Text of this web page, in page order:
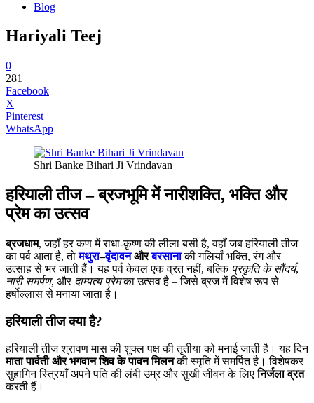
Blog
Hariyali Teej
0
281
Facebook
X
Pinterest
WhatsApp
Shri Banke Bihari Ji Vrindavan
हरियाली तीज – ब्रजभूमि में नारीशक्ति, भक्ति और
प्रेम का उत्सव
ब्रजधाम, जहाँ हर कण में राधा-कृष्ण की लीला बसी है, वहाँ जब हरियाली तीज
का पर्व आता है, तोमथुरा–वृंदावनऔरबरसानाकी गलियाँ भक्ति, रंग और
उत्साह से भर जाती हैं। यह पर्व केवल एक व्रत नहीं, बल्कि प्रकृति के सौंदर्य,
नारी समर्पण, और दाम्पत्य प्रेमका उत्सव है – जिसे ब्रज में विशेष रूप से
हर्षोल्लास से मनाया जाता है।
हरियाली तीज क्या है?
हरियाली तीज श्रावण मास की शुक्ल पक्ष की तृतीया को मनाई जाती है। यह दिन
माता पार्वती और भगवान शिव के पावन मिलनकी स्मृति में समर्पित है। विशेषकर
सुहागिन स्त्रियाँ अपने पति की लंबी उम्र और सुखी जीवन के लिएनिर्जला व्रत
करती हैं।